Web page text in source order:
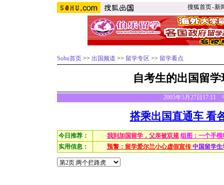
搜狐首页-新
Sohu首页 >> 出国频道 >> 留学专区 >> 留学看点
自考生的出国留
2005年5月27日17:11
搭乘出国直通车 看
今日推荐： 我到加国留学，父亲被双规 组图：一个手
实用信息：
预警：留学爱尔兰小心虚假宣传 中国留学